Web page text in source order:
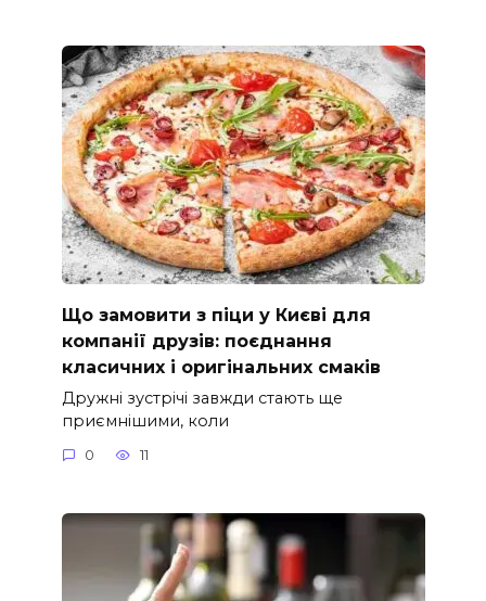
Що замовити з піци у Києві для
компанії друзів: поєднання
класичних і оригінальних смаків
Дружні зустрічі завжди стають ще
приємнішими, коли
0 11